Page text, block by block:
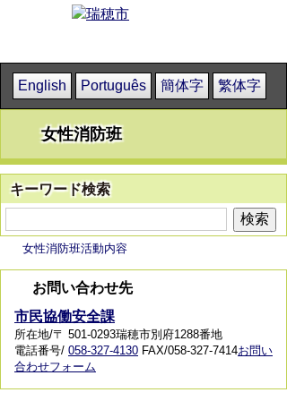
English Português 簡体字 繁体字
女性消防班
キーワード検索
女性消防班活動内容
お問い合わせ先
市民協働安全課
所在地/〒 501-0293瑞穂市別府1288番地
電話番号/ 058-327-4130 FAX/058-327-7414お問い
合わせフォーム